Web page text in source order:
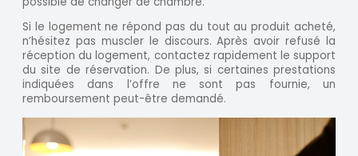
Si le logement ne répond pas du tout au produit acheté,
n’hésitez pas muscler le discours. Après avoir refusé la
réception du logement, contactez rapidement le support
du site de réservation. De plus, si certaines prestations
indiquées dans l’offre ne sont pas fournie, un
remboursement peut-être demandé.